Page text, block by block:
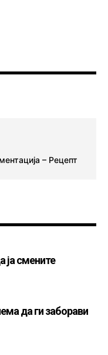
– Рецепт
ја смените
да ги заборави